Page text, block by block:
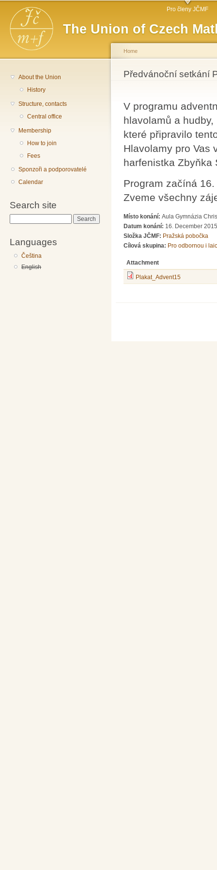
The Union of Czech
Main menu Pro členy JČMF
About the Union
History
Structure, contacts
Central office
Membership
How to join
Fees
Sponzoři a podporovatelé
Calendar
Search site
Languages
Čeština
English
You are here
Home
Předvánoční setkání
V programu
hlavolamů a hudby,
které připravilo
Hlavolamy pro Vas
harfenistka Zbyňka
Program začíná
Zveme všechny
Místo konání: Aula Gymnázia
Datum konání: 16. December
Složka JČMF: Pražská pobočka
Cílová skupina: Pro odbornou i
Attachment
Plakat_Advent15